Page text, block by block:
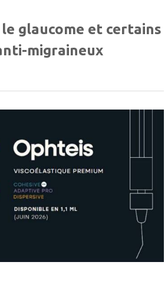
glaucome et certains
migraineux